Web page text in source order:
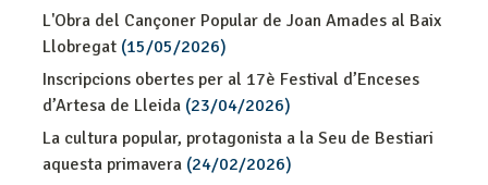
L'Obra del Cançoner Popular de Joan Amades al Baix
Llobregat (15/05/2026)
Inscripcions obertes per al 17è Festival d’Enceses
d’Artesa de Lleida (23/04/2026)
La cultura popular, protagonista a la Seu de Bestiari
aquesta primavera (24/02/2026)